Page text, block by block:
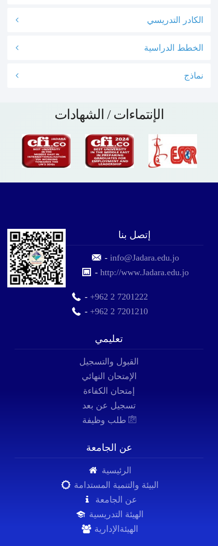
الكادر التدريسي
الخطط الدراسية
نماذج
الإنتماءات / الشهادات
إتصل بنا
-info@Jadara.edu.jo
-http://www.Jadara.edu.jo
- +962 2 7201222
- +962 2 7201210
تعليمي
القبول والتسجيل
الإمتحان النهائي
إمتحان الكفاءة
تسجيل عن بعد
عن الجامعة
الرئيسية
البيئة والتنمية المستدامة
عن الجامعة
الهيئة التدريسية
الهيئةالإدارية